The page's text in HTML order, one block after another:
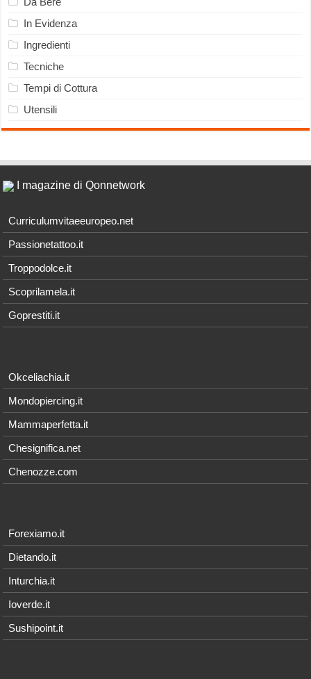
In Evidenza
Ingredienti
Tecniche
Tempi di Cottura
Utensili
I magazine di Qonnetwork
Curriculumvitaeeuropeo.net
Passionetattoo.it
Troppodolce.it
Scoprilamela.it
Goprestiti.it
Okceliachia.it
Mondopiercing.it
Mammaperfetta.it
Chesignifica.net
Chenozze.com
Forexiamo.it
Dietando.it
Inturchia.it
Ioverde.it
Sushipoint.it